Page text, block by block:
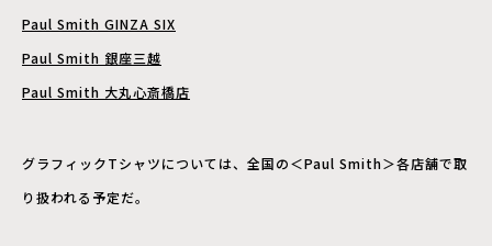
Paul Smith GINZA SIX
Paul Smith 銀座三越
Paul Smith 大丸心斎橋店
グラフィックTシャツについては、全国の＜Paul Smith＞各店舗で取
り扱われる予定だ。